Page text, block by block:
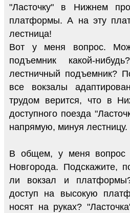
"Ласточку" в Нижнем
платформы. А на эту
лестница!
Вот у меня вопрос.
подъемник какой-
лестничный подъемник?
все вокзалы
трудом верится, что в
доступного поезда
напрямую, минуя лестницу.
В общем, у меня вопрос
Новгорода. Подскажите,
ли вокзал и
доступ на высокую
носят на руках?